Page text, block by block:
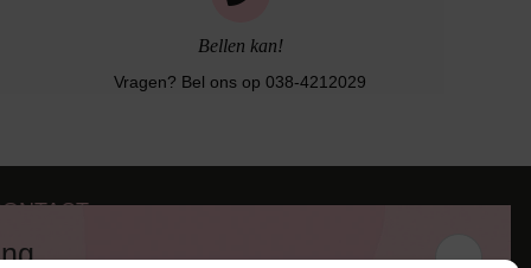
Bellen kan!
Vragen? Bel ons op 038-4212029
RL Zwolle